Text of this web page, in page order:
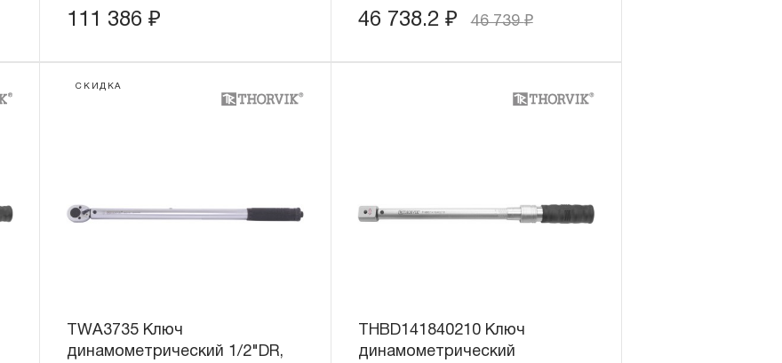
111 386₽ 46 738.2 ₽ 46 739₽
СКИДКА
TWA3735 Ключ
динамометрический 1/2"DR,
THBD141840210 Ключ
динамометрический